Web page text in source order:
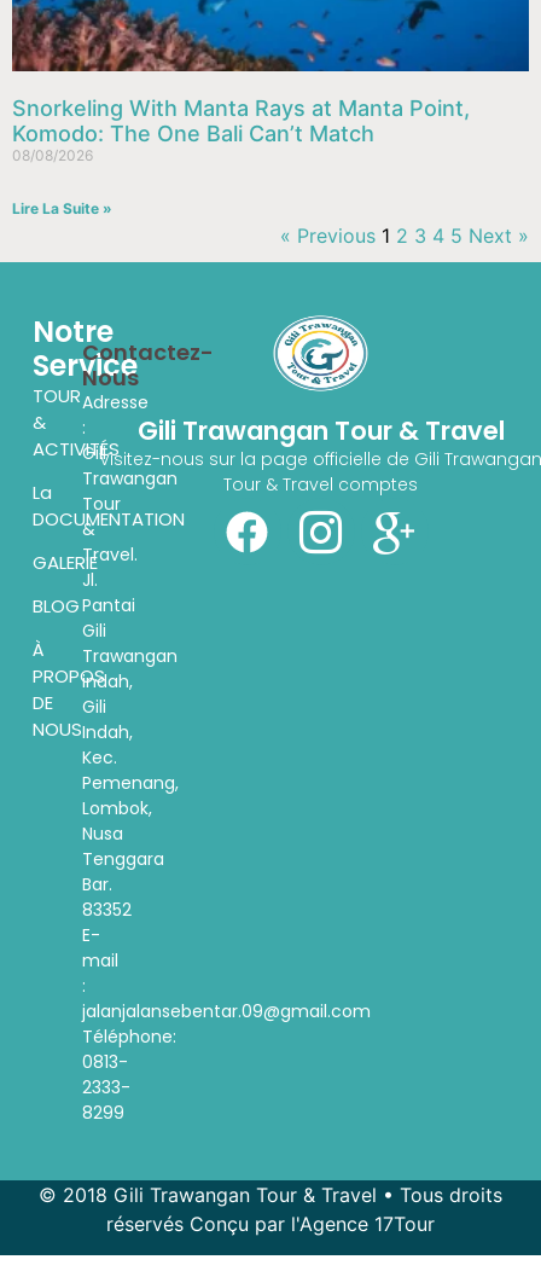
Snorkeling With Manta Rays at Manta Point,
Komodo: The One Bali Can’t Match
08/08/2026
Lire La Suite »
« Previous 1 2 3 4 5 Next »
Gili Trawangan Tour & Travel
Visitez-nous sur la page officielle de Gili
Tour & Travel comptes
Notre
Service
TOUR
&
ACTIVITÉS
La
DOCUMENTATION
GALERIE
BLOG
À
PROPOS
DE
NOUS
Contactez-
Nous
Adresse
:
Gili
Trawangan
Tour
&
Travel.
Jl.
Pantai
Gili
Trawangan
indah,
Gili
Indah,
Kec.
Pemenang,
Lombok,
Nusa
Tenggara
Bar.
83352
E-
mail
:
jalanjalansebentar.09@gmail.com
Téléphone:
0813-
2333-
8299
© 2018 Gili Trawangan Tour & Travel • Tous droits
réservés Conçu par l'Agence 17Tour